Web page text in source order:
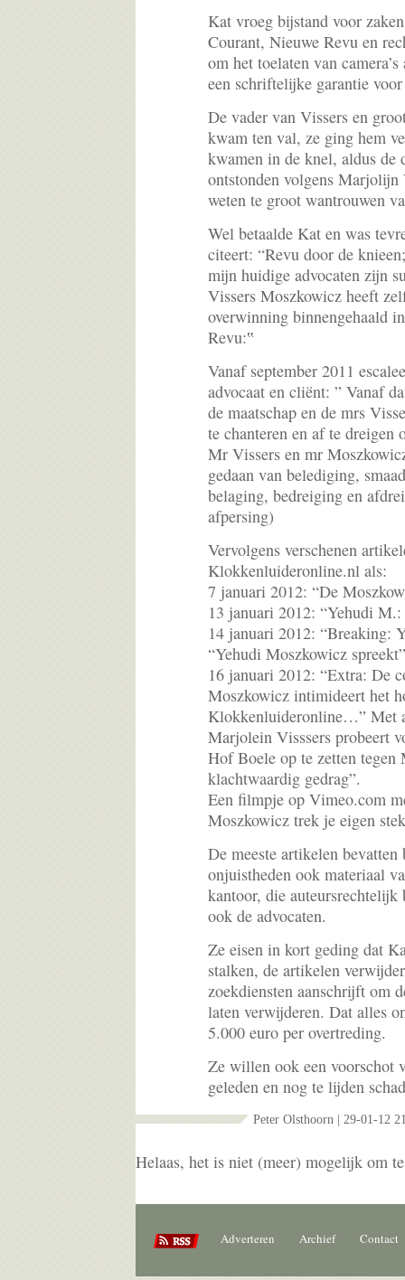
Kat vroeg bijstand voor
Courant, Nieuwe Revu en
om het toelaten van
een schriftelijke garantie
De vader van Vissers en
kwam ten val, ze ging hem
kwamen in de knel, aldus de
ontstonden volgens Marjolijn
weten te groot wantrouwen
Wel betaalde Kat en was
citeert: “Revu door de
mijn huidige advocaten zijn
Vissers Moszkowicz heeft
overwinning binnengehaald
Revu:‟
Vanaf september 2011
advocaat en cliënt: ” Vanaf
de maatschap en de mrs
te chanteren en af te dreigen
Mr Vissers en mr
gedaan van belediging,
belaging, bedreiging en
afpersing)
Vervolgens verschenen
Klokkenluideronline.nl als:
7 januari 2012: “De
13 januari 2012: “Yehudi
14 januari 2012: “Breaking:
“Yehudi Moszkowicz
16 januari 2012: “Extra: De
Moszkowicz intimideert het
Klokkenluideronline…” Met
Marjolein Visssers probeert
Hof Boele op te zetten
klachtwaardig gedrag”.
Een filmpje op Vimeo.com
Moszkowicz trek je eigen
De meeste artikelen
onjuistheden ook materiaal
kantoor, die
ook de advocaten.
Ze eisen in kort geding dat
stalken, de artikelen
zoekdiensten aanschrijft om
laten verwijderen. Dat alles
5.000 euro per overtreding.
Ze willen ook een voorschot
geleden en nog te lijden
Peter Olsthoorn | 29-01-12
Helaas, het is niet (meer) mogelijk om
Adverteren Archief Contact